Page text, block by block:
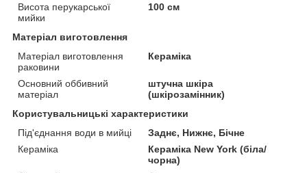
Висота перукарської
мийки
100 см
Матеріал виготовлення
Матеріал виготовлення
раковини
Кераміка
Основний оббивний
матеріал
штучна шкіра
(шкірозамінник)
Користувальницькі характеристики
Під'єднання води в мийці
Заднє, Нижнє, Бічне
Кераміка
Кераміка New York (біла/
чорна)